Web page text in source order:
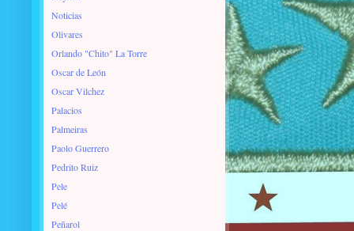
Noticias
Olivares
Orlando "Chito" La Torre
Oscar de León
Oscar Vilchez
Palacios
Palmeiras
Paolo Guerrero
Pedrito Ruiz
Pele
Pelé
Peñarol